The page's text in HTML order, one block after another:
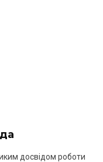
досвідом роботи